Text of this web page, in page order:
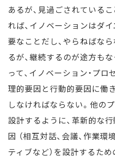
あるが、見過ごされている
れば、イノベーションはダ
要なことだし、やらねばな
るが、継続するのが途方も
って、イノベーション・プ
理的要因と行動的要因に働
しなければならない。他の
設計するように、革新的な
因 （相互対話、会議、作業環
ティブなど）を設計するた